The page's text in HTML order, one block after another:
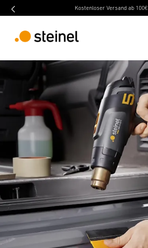
Kostenloser Versand ab 100€
Recherche
Entrer critère de recherche